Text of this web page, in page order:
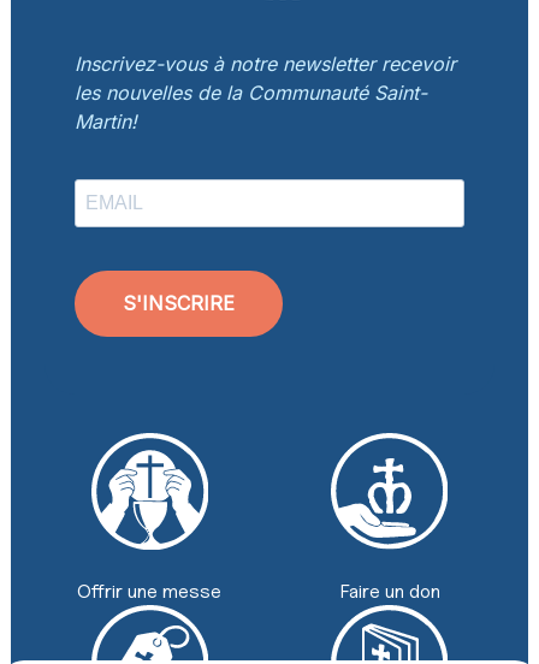
Inscrivez-vous à notre newsletter recevoir
les nouvelles de la Communauté Saint-
Martin!
S'INSCRIRE
Offrir une messe Faire un don